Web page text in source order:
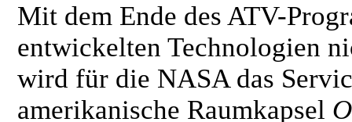
Mit dem Ende des ATV-
entwickelten Technologien
wird für die NASA das
amerikanische Raumkapsel